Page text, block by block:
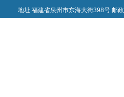
地址:福建省泉州市东海大街398号 邮